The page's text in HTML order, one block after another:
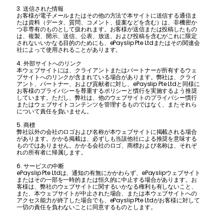
3. 送信された情報
お客様が電子メールまたはその他の方法で本サイトに送信する通信ま
たは資料（データ、質問、コメント、提案などを含む）は、非機密か
つ非専有のものとして扱われます。お客様が送信または投稿したもの
は、複製、開示、送信、公表、放送、および投稿を含むがこれに限定
されないいかなる目的のためにも、ePayslip Pte Ltdまたはその関連会
社によって使用されることがあります。
4. 外部サイトへのリンク
本ウェブサイトには、クライアントまたはパートナーが所有するウェ
ブサイトへのリンクが含まれている場合があります。弊社は、クライ
アント、パートナー、および貢献者に対し、ePayslip Pte Ltdと同様に
お客様のプライバシーを尊重するポリシーと慣行を実施するよう推奨
しています。ただし、弊社は、他のウェブサイトのプライバシー慣行
またはウェブサイトコンテンツを管理するものではなく、またそれら
について責任を負いません。
5. 商標
弊社以外の会社のロゴおよび名称が本ウェブサイトに掲載される場合
があります。かかる掲載は、必ずしも当該他社による推奨を意味する
ものではありません。かかる会社のロゴ、商標および名称は、それぞ
れの所有者に帰属します。
6. サービスの中断
ePayslip Pte Ltdは、通知の有無にかかわらず、ePayslipウェブサイト
またはその一部を一時的または恒久的に中止する場合があります。お
客様は、弊社のウェブサイトに関するいかなる権利も有しないこと、
また、本ウェブサイトが中止された場合、または本ウェブサイトへの
アクセス能力が終了した場合でも、ePayslip Pte Ltdがお客様に対して
一切の責任を負わないことに同意するものとします。